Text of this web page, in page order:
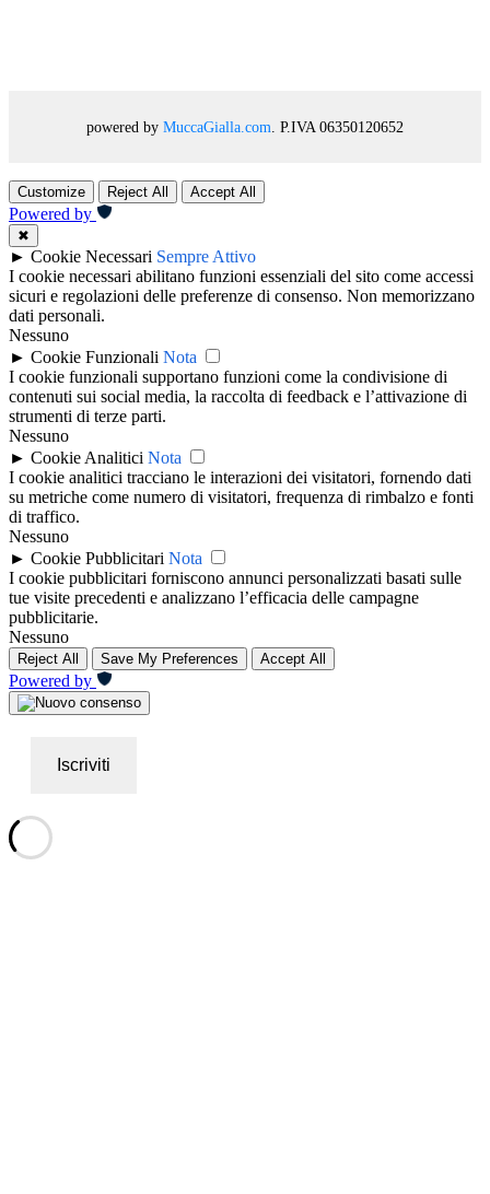
powered by MuccaGialla.com . P.IVA 06350120652
Customize Reject All Accept All
Powered by
✖
► Cookie Necessari Sempre Attivo
I cookie necessari abilitano funzioni essenziali del sito come accessi
sicuri e regolazioni delle preferenze di consenso. Non memorizzano
dati personali.
Nessuno
► Cookie Funzionali Nota
I cookie funzionali supportano funzioni come la condivisione di
contenuti sui social media, la raccolta di feedback e l’attivazione di
strumenti di terze parti.
Nessuno
► Cookie Analitici Nota
I cookie analitici tracciano le interazioni dei visitatori, fornendo dati
su metriche come numero di visitatori, frequenza di rimbalzo e fonti
di traffico.
Nessuno
► Cookie Pubblicitari Nota
I cookie pubblicitari forniscono annunci personalizzati basati sulle
tue visite precedenti e analizzano l’efficacia delle campagne
pubblicitarie.
Nessuno
Reject All Save My Preferences Accept All
Powered by
Iscriviti